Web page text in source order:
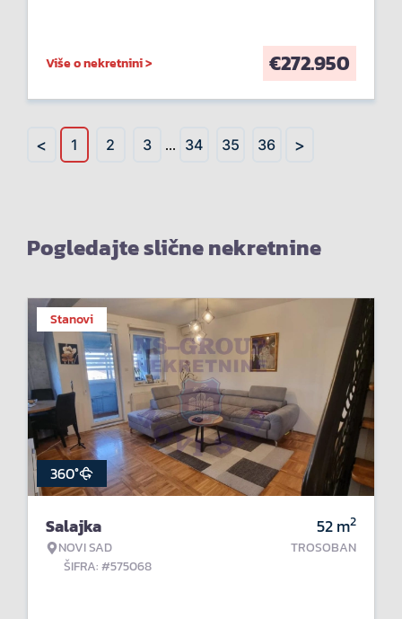
Više o nekretnini > €272.950
< 1 2 3 ... 34 35 36 >
Pogledajte slične nekretnine
Stanovi
360°
Salajka
NOVI SAD
ŠIFRA: #575068
52m2
TROSOBAN